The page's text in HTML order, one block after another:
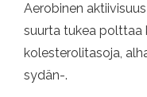
Aerobinen
suurta tukea polttaa
kolesterolitasoja,
sydän-.